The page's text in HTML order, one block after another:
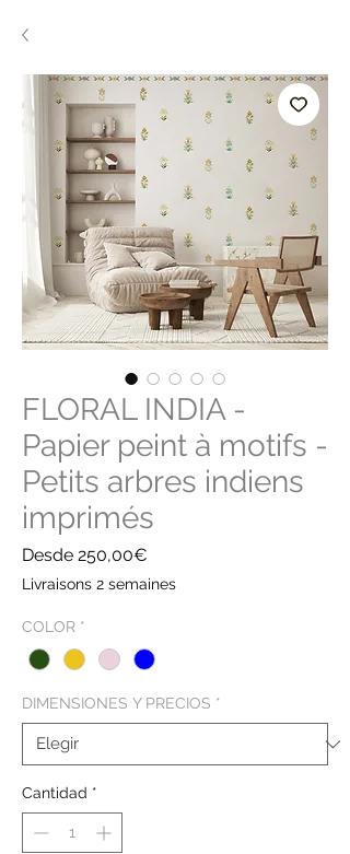
FLORAL INDIA -
Papier peint à motifs -
Petits arbres indiens
imprimés
Desde 250,00€
de
oferta
Livraisons 2 semaines
COLOR *
DIMENSIONES Y PRECIOS *
Cantidad *